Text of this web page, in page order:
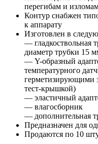
перегибам и
Контур снабжен
к аппарату
Изготовлен в
— гладкоствольная
диаметр трубки 15
— Y-образный
температурного
герметизирующими
тест-крышкой)
— эластичный
— влагосборник
— дополнительная
Предназначен для
Продаются по 10